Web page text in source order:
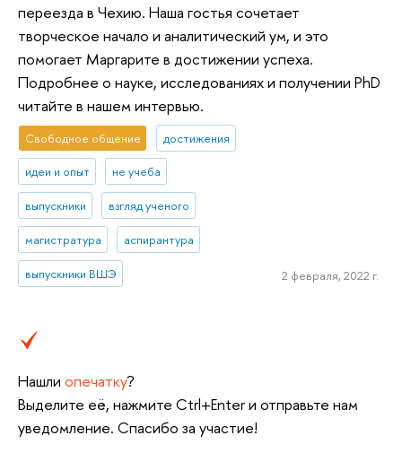
переезда в Чехию. Наша гостья сочетает
творческое начало и аналитический ум, и это
помогает Маргарите в достижении успеха.
Подробнее о науке, исследованиях и получении PhD
читайте в нашем интервью.
Свободное общение достижения
идеи и опыт не учеба
выпускники взгляд ученого
магистратура аспирантура
выпускники ВШЭ 2 февраля, 2022 г.
Нашли опечатку?
Выделите её, нажмите Ctrl+Enter и отправьте нам
уведомление. Спасибо за участие!